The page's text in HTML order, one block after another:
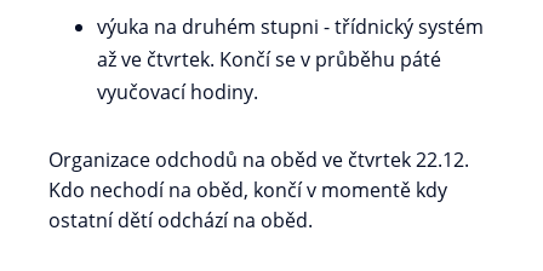
výuka na druhém stupni - třídnický systém
až ve čtvrtek. Končí se v průběhu páté
vyučovací hodiny.
Organizace odchodů na oběd ve čtvrtek 22.12.
Kdo nechodí na oběd, končí v momentě kdy
ostatní dětí odchází na oběd.